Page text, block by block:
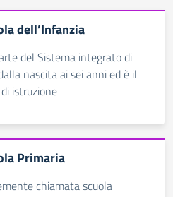
dell’Infanzia
del Sistema integrato di
nascita ai sei anni ed è il
istruzione
Primaria
chiamata scuola